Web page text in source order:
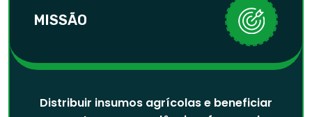
MISSÃO
Distribuir insumos agrícolas e beneficiar